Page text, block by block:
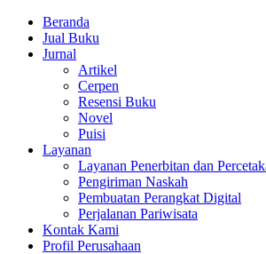
Beranda
Jual Buku
Jurnal
Artikel
Cerpen
Resensi Buku
Novel
Puisi
Layanan
Layanan Penerbitan dan
Pengiriman Naskah
Pembuatan Perangkat Digital
Perjalanan Pariwisata
Kontak Kami
Profil Perusahaan